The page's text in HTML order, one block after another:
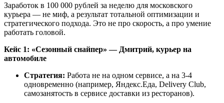
Заработок в 100 000 рублей за неделю для московского
курьера — не миф, а результат тотальной оптимизации и
стратегического подхода. Это не про скорость, а про умение
работать головой.
Кейс 1: «Сезонный снайпер» — Дмитрий, курьер на
автомобиле
Стратегия: Работа не на одном сервисе, а на 3-4
одновременно (например, Яндекс.Еда, Delivery Club,
самозанятость в сервисе доставки из ресторанов).